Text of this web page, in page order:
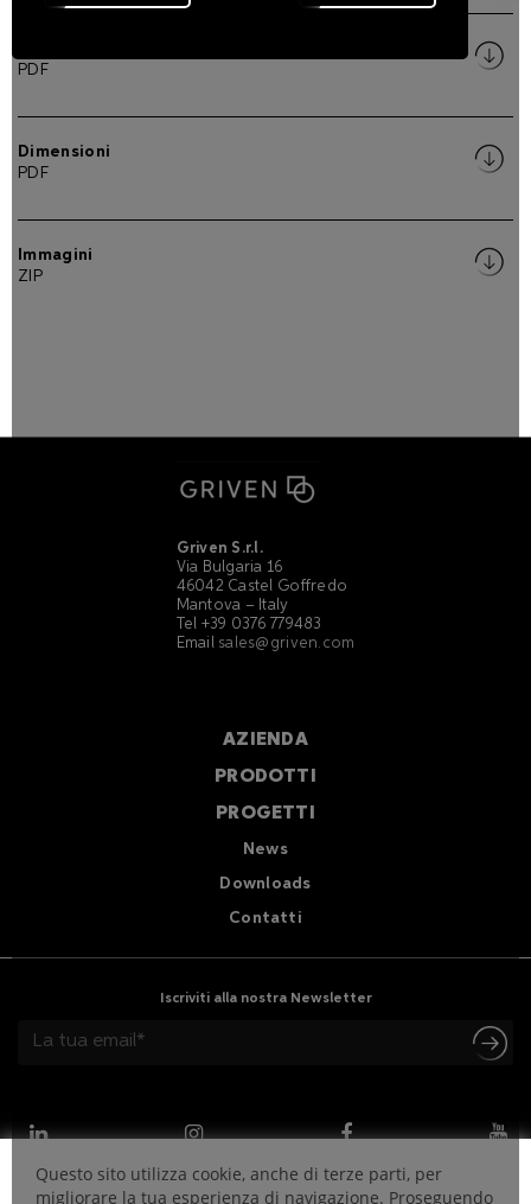
PDF
Dimensioni
PDF
Immagini
ZIP
Griven S.r.l.
Via Bulgaria 16
46042 Castel Goffredo
Mantova – Italy
Tel +39 0376 779483
Email sales@griven.com
AZIENDA
PRODOTTI
PROGETTI
News
Downloads
Contatti
Iscriviti alla nostra Newsletter
Questo sito utilizza cookie, anche di terze parti, per
migliorare la tua esperienza di navigazione. Proseguendo